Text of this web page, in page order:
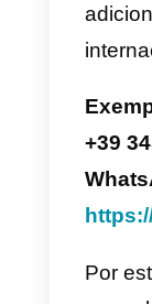
É